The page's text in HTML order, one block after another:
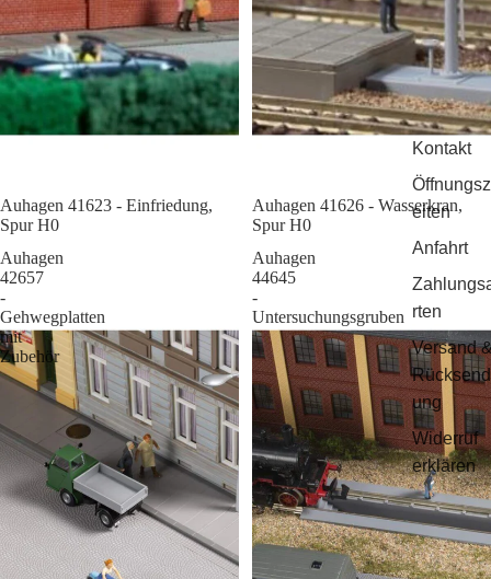
Kontakt
Öffnungsz
eiten
Anfahrt
rten
Versand
Rücksend
ung
Widerruf
erklären
Auhagen 41623 - Einfriedung,
Spur H0
Sale
Auhagen 41626 - Wasserkran,
Spur H0
Auhagen
42657
-
Gehwegplatten
mit
Zubehör
Auhagen
44645
-
Untersuchungsgruben